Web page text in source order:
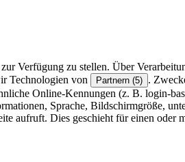
Verfügung zu stellen. Über
Technologien von Partnern (5) .
Online-Kennungen (z. B. login-
Sprache, Bildschirmgröße,
aufruft. Dies geschieht für einen oder